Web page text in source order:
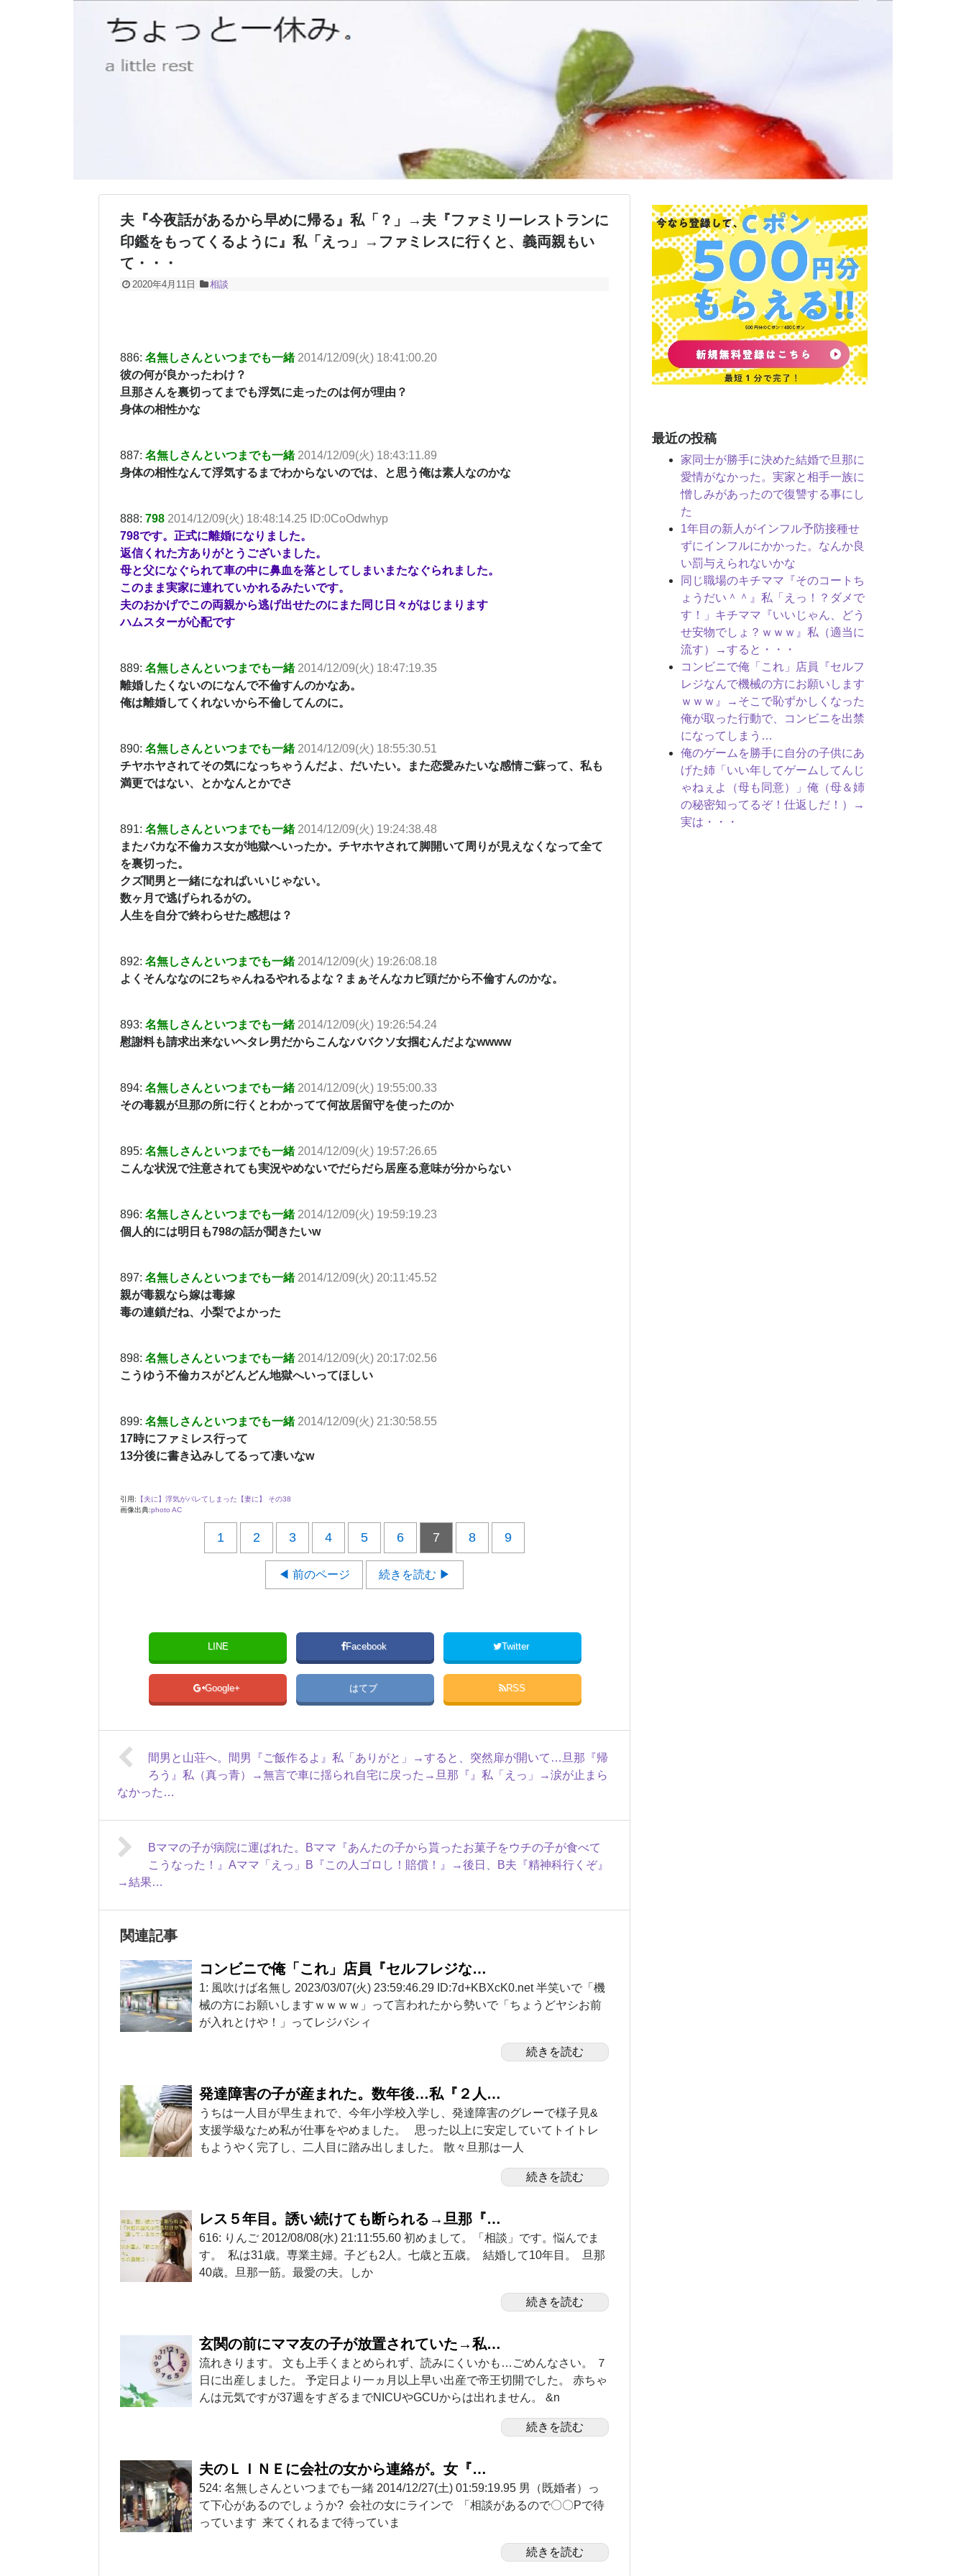
夫『今夜話があるから早めに帰る』私「？」→夫『ファミリーレストランに
印鑑をもってくるように』私「えっ」→ファミレスに行くと、義両親もい
て・・・
2020年4月11日 相談
886: 名無しさんといつまでも一緒 2014/12/09(火) 18:41:00.20
彼の何が良かったわけ？
旦那さんを裏切ってまでも浮気に走ったのは何が理由？
身体の相性かな
887: 名無しさんといつまでも一緒 2014/12/09(火) 18:43:11.89
身体の相性なんて浮気するまでわからないのでは、と思う俺は素人なのかな
888: 798 2014/12/09(火) 18:48:14.25 ID:0CoOdwhyp
798です。正式に離婚になりました。
返信くれた方ありがとうございました。
母と父になぐられて車の中に鼻血を落としてしまいまたなぐられました。
このまま実家に連れていかれるみたいです。
夫のおかげでこの両親から逃げ出せたのにまた同じ日々がはじまります
ハムスターが心配です
889: 名無しさんといつまでも一緒 2014/12/09(火) 18:47:19.35
離婚したくないのになんで不倫すんのかなあ。
俺は離婚してくれないから不倫してんのに。
890: 名無しさんといつまでも一緒 2014/12/09(火) 18:55:30.51
チヤホヤされてその気になっちゃうんだよ、だいたい。また恋愛みたいな感情ご蘇って、私も
満更ではない、とかなんとかでさ
891: 名無しさんといつまでも一緒 2014/12/09(火) 19:24:38.48
またバカな不倫カス女が地獄へいったか。チヤホヤされて脚開いて周りが見えなくなって全て
を裏切った。
クズ間男と一緒になればいいじゃない。
数ヶ月で逃げられるがの。
人生を自分で終わらせた感想は？
892: 名無しさんといつまでも一緒 2014/12/09(火) 19:26:08.18
よくそんななのに2ちゃんねるやれるよな？まぁそんなカビ頭だから不倫すんのかな。
893: 名無しさんといつまでも一緒 2014/12/09(火) 19:26:54.24
慰謝料も請求出来ないヘタレ男だからこんなババクソ女掴むんだよなwwww
894: 名無しさんといつまでも一緒 2014/12/09(火) 19:55:00.33
その毒親が旦那の所に行くとわかってて何故居留守を使ったのか
895: 名無しさんといつまでも一緒 2014/12/09(火) 19:57:26.65
こんな状況で注意されても実況やめないでだらだら居座る意味が分からない
896: 名無しさんといつまでも一緒 2014/12/09(火) 19:59:19.23
個人的には明日も798の話が聞きたいw
897: 名無しさんといつまでも一緒 2014/12/09(火) 20:11:45.52
親が毒親なら嫁は毒嫁
毒の連鎖だね、小梨でよかった
898: 名無しさんといつまでも一緒 2014/12/09(火) 20:17:02.56
こうゆう不倫カスがどんどん地獄へいってほしい
899: 名無しさんといつまでも一緒 2014/12/09(火) 21:30:58.55
17時にファミレス行って
13分後に書き込みしてるって凄いなw
引用: 【夫に】浮気がバレてしまった【妻に】 その38
画像出典:photo AC
1 2 3 4 5 6 7 8 9
◀ 前のページ 続きを読む ▶
LINE Facebook Twitter
Google+ はてブ RSS
間男と山荘へ。間男『ご飯作るよ』私「ありがと」→すると、突然扉が開いて…旦那『帰
ろう』私（真っ青）→無言で車に揺られ自宅に戻った→旦那『』私「えっ」→涙が止まら
なかった…
Bママの子が病院に運ばれた。Bママ『あんたの子から貰ったお菓子をウチの子が食べて
こうなった！』Aママ「えっ」B『この人ゴロし！賠償！』→後日、B夫『精神科行くぞ』
→結果…
関連記事
コンビニで俺「これ」店員『セルフレジな…
1: 風吹けば名無し 2023/03/07(火) 23:59:46.29 ID:7d+KBXcK0.net 半笑いで「機
械の方にお願いしますｗｗｗｗ」って言われたから勢いで「ちょうどヤシお前
が入れとけや！」ってレジバシィ
続きを読む
発達障害の子が産まれた。数年後…私『２人…
うちは一人目が早生まれで、今年小学校入学し、発達障害のグレーで様子見&
支援学級なため私が仕事をやめました。 思った以上に安定していてトイトレ
もようやく完了し、二人目に踏み出しました。 散々旦那は一人
続きを読む
レス５年目。誘い続けても断られる→旦那『…
616: りんご 2012/08/08(水) 21:11:55.60 初めまして。「相談」です。悩んでま
す。 私は31歳。専業主婦。子ども2人。七歳と五歳。 結婚して10年目。 旦那
40歳。旦那一筋。最愛の夫。しか
続きを読む
玄関の前にママ友の子が放置されていた→私…
流れきります。 文も上手くまとめられず、読みにくいかも…ごめんなさい。 ７
日に出産しました。 予定日より一ヵ月以上早い出産で帝王切開でした。 赤ちゃ
んは元気ですが37週をすぎるまでNICUやGCUからは出れません。 &n
続きを読む
夫のＬＩＮＥに会社の女から連絡が。女『…
524: 名無しさんといつまでも一緒 2014/12/27(土) 01:59:19.95 男（既婚者）っ
て下心があるのでしょうか? 会社の女にラインで 「相談があるので〇〇Pで待
っています 来てくれるまで待っていま
続きを読む
最近の投稿
家同士が勝手に決めた結婚で旦那に
愛情がなかった。実家と相手一族に
憎しみがあったので復讐する事にし
た
1年目の新人がインフル予防接種せ
ずにインフルにかかった。なんか良
い罰与えられないかな
同じ職場のキチママ『そのコートち
ょうだい＾＾』私「えっ！？ダメで
す！」キチママ『いいじゃん、どう
せ安物でしょ？ｗｗｗ』私（適当に
流す）→すると・・・
コンビニで俺「これ」店員『セルフ
レジなんで機械の方にお願いします
ｗｗｗ』→そこで恥ずかしくなった
俺が取った行動で、コンビニを出禁
になってしまう…
俺のゲームを勝手に自分の子供にあ
げた姉「いい年してゲームしてんじ
ゃねぇよ（母も同意）」俺（母＆姉
の秘密知ってるぞ！仕返しだ！）→
実は・・・